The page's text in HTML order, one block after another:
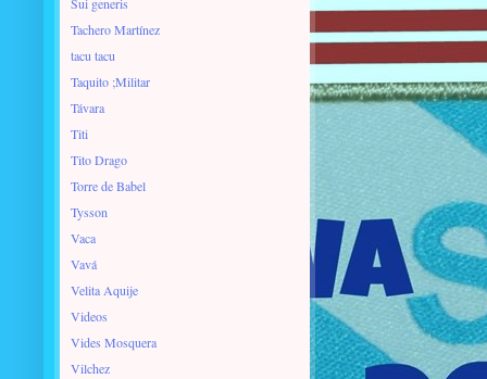
Tachero Martínez
tacu tacu
Taquito ;Militar
Távara
Titi
Tito Drago
Torre de Babel
Tysson
Vaca
Vavá
Velita Aquije
Videos
Vides Mosquera
Vilchez